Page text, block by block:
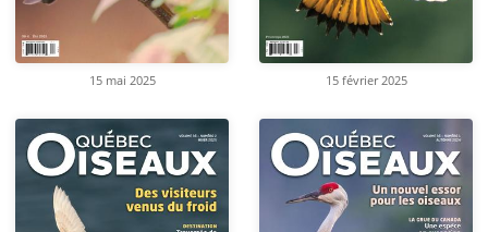
15 mai 2025 15 février 2025